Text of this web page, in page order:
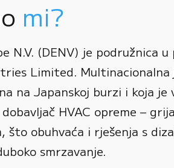
mi?
N.V. (DENV) je podružnica
Limited. Multinacionalna
na Japanskoj burzi i koja je
HVAC opreme –
što obuhvaća i rješenja s
smrzavanje.
0
1
2
0